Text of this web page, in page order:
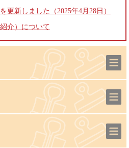
更新しました（2025年4月28日）
介）について